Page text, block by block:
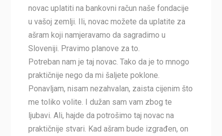
novac uplatiti na bankovni račun naše fondacije
u vašoj zemlji. Ili, novac možete da uplatite za
ašram koji namjeravamo da sagradimo u
Sloveniji. Pravimo planove za to.
Potreban nam je taj novac. Tako da je to mnogo
praktičnije nego da mi šaljete poklone.
Ponavljam, nisam nezahvalan, zaista cijenim što
me toliko volite. I dužan sam vam zbog te
ljubavi. Ali, hajde da potrošimo taj novac na
praktičnije stvari. Kad ašram bude izgrađen, on